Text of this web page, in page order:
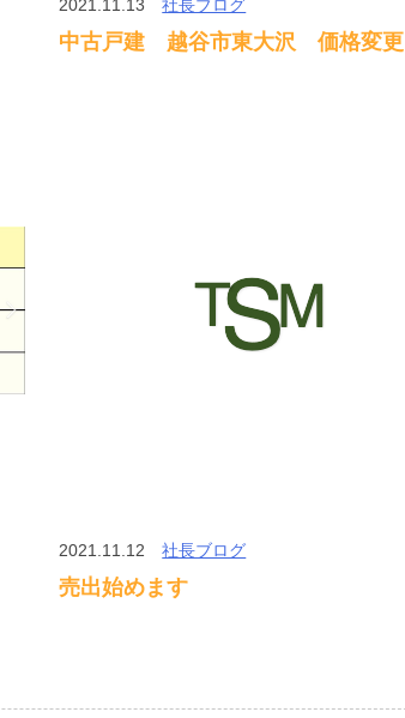
2021.11.13社長ブログ
中古戸建 越谷市東大沢 価格変更
2021.11.12社長ブログ
売出始めます